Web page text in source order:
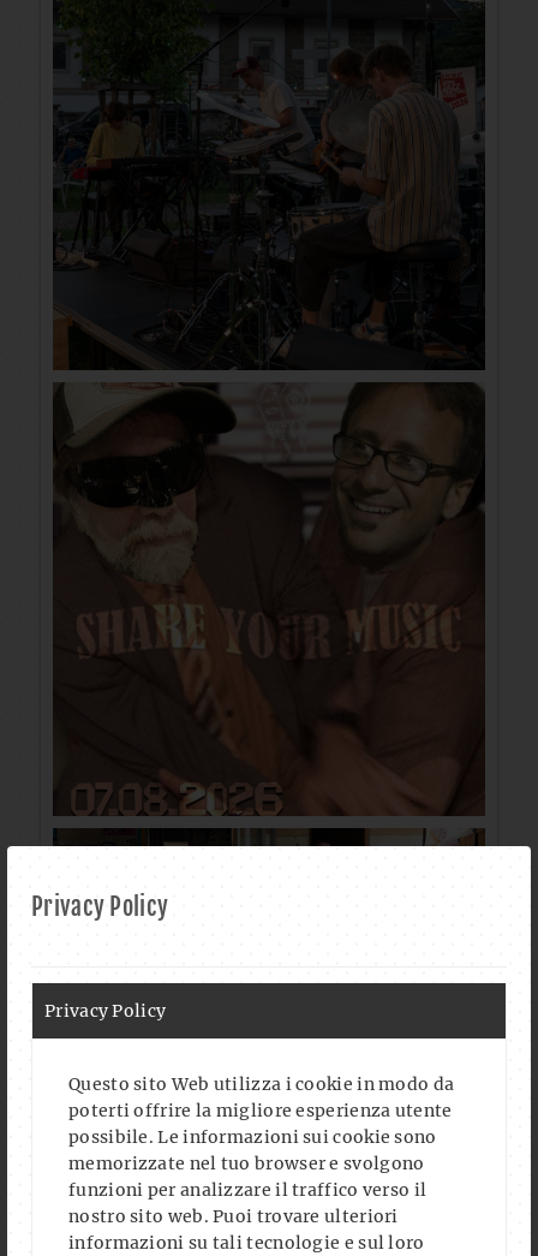
Privacy Policy
Privacy Policy
Questo sito Web utilizza i cookie in modo da
poterti offrire la migliore esperienza utente
possibile. Le informazioni sui cookie sono
memorizzate nel tuo browser e svolgono
funzioni per analizzare il traffico verso il
nostro sito web. Puoi trovare ulteriori
informazioni su tali tecnologie e sul loro